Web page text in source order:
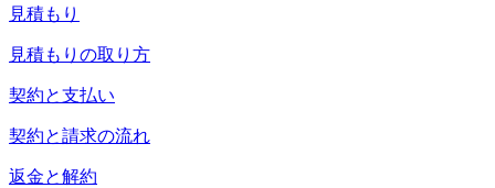
見積もり
見積もりの取り方
契約と支払い
契約と請求の流れ
返金と解約